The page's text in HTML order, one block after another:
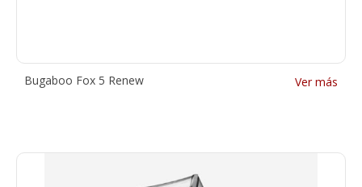
Bugaboo Fox 5 Renew Ver más